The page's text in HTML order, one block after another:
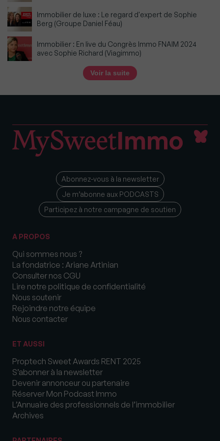
Immobilier de luxe : Le regard d'expert de Sophie
Berg (Groupe Daniel Féau)
Immobilier : En live du Congrès Immo FNAIM 2024
avec Sophie Richard (Viagimmo)
Voir la suite
Abonnez-vous à la newsletter
Je m’abonne aux PODCASTS
Participez à notre campagne de soutien
A PROPOS
Qui sommes nous ?
La fondatrice : Ariane Artinian
Consulter nos CGU
Lire notre politique de confidentialité
Nous soutenir
Rejoindre notre équipe
Nous contacter
ET AUSSI
Proptech Sweet Awards RENT 2025
S’abonner à la newsletter
Devenir annonceur ou partenaire
Réserver Mon Podcast Immo
L’Annuaire des professionnels de l’immobilier
Archives